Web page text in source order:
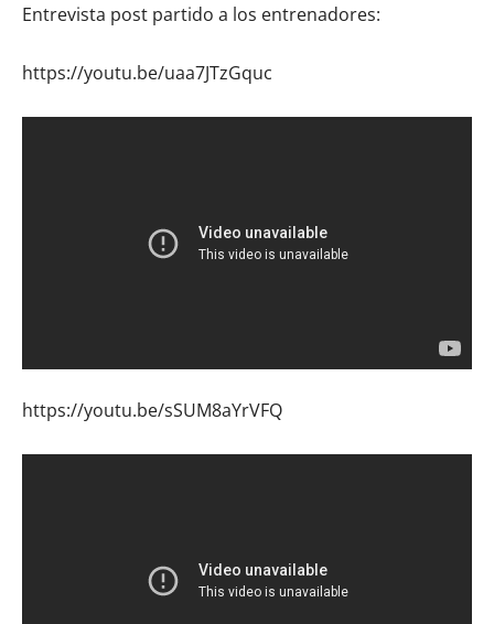
Entrevista post partido a los entrenadores:
https://youtu.be/uaa7JTzGquc
https://youtu.be/sSUM8aYrVFQ